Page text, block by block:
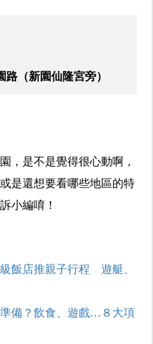
（新園仙隆宮旁）
，是不是覺得很心動啊，
是還想要看哪些地區的特
小編唷！
飯店推親子行程 遊艇、
備？飲食、遊戲…８大項